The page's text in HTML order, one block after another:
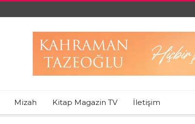
Mizah Kitap Magazin TV İletişim